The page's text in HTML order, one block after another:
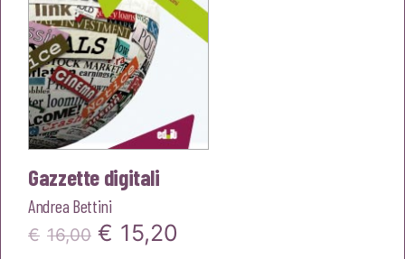
Gazzette digitali
Andrea Bettini
€ 16,00 Il
€ 15,20